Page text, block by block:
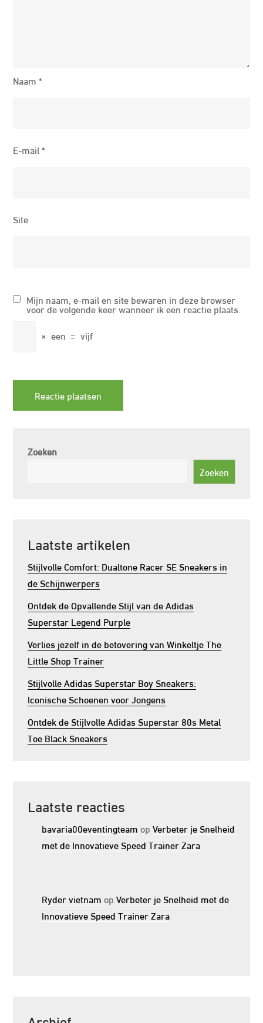
Naam*
E-mail*
Site
Mijn naam, e-mail en site bewaren in deze browser
voor de volgende keer wanneer ik een reactie plaats.
× een = vijf
Zoeken
Zoeken
Laatste artikelen
Stijlvolle Comfort: Dualtone Racer SE Sneakers in
de Schijnwerpers
Ontdek de Opvallende Stijl van de Adidas
Superstar Legend Purple
Verlies jezelf in de betovering van Winkeltje The
Little Shop Trainer
Stijlvolle Adidas Superstar Boy Sneakers:
Iconische Schoenen voor Jongens
Ontdek de Stijlvolle Adidas Superstar 80s Metal
Toe Black Sneakers
Laatste reacties
bavaria00eventingteam opVerbeter je Snelheid
met de Innovatieve Speed Trainer Zara
Ryder vietnam opVerbeter je Snelheid met de
Innovatieve Speed Trainer Zara